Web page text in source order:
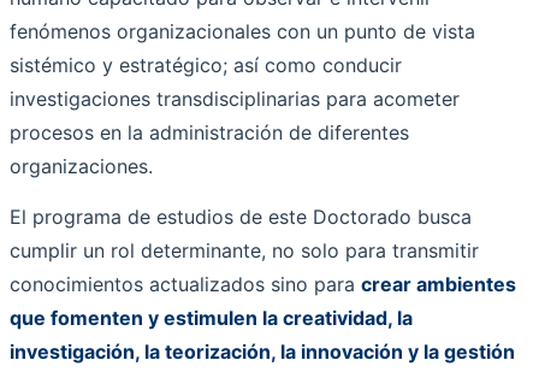
fenómenos organizacionales con un punto de vista
sistémico y estratégico; así como conducir
investigaciones transdisciplinarias para acometer
procesos en la administración de diferentes
organizaciones.
El programa de estudios de este Doctorado busca
cumplir un rol determinante, no solo para transmitir
conocimientos actualizados sino para crear ambientes
que fomenten y estimulen la creatividad, la
investigación, la teorización, la innovación y la gestión